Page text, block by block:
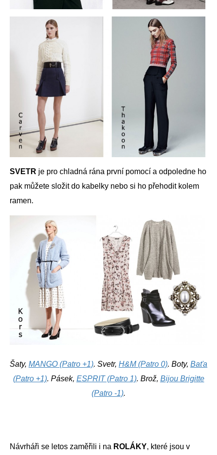
SVETR je pro chladná rána první pomocí a odpoledne ho
pak můžete složit do kabelky nebo si ho přehodit kolem
ramen.
Šaty, MANGO (Patro +1). Svetr, H&M (Patro 0). Boty, Baťa
(Patro +1). Pásek, ESPRIT (Patro 1). Brož, Bijou Brigitte
(Patro -1).
Návrháři se letos zaměřili i na ROLÁKY, které jsou v